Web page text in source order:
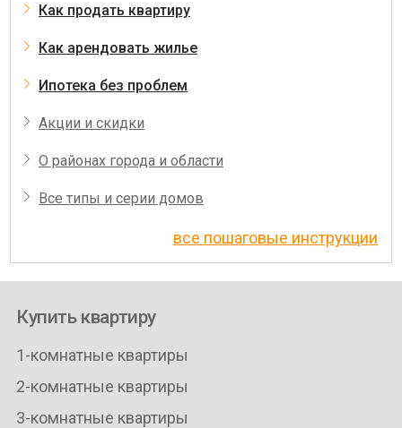
Как продать квартиру
Как арендовать жилье
Ипотека без проблем
Акции и скидки
О районах города и области
Все типы и серии домов
все пошаговые инструкции
Купить квартиру
1-комнатные квартиры
2-комнатные квартиры
3-комнатные квартиры